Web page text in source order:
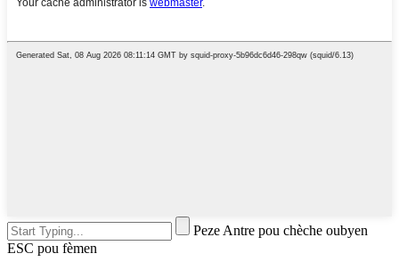
Peze Antre pou chèche oubyen
ESC pou fèmen